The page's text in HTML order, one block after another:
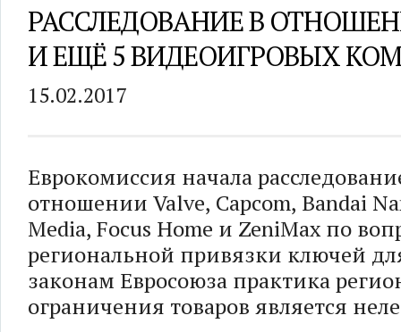
РАССЛЕДОВАНИЕ В
И ЕЩЁ 5 ВИДЕОИГРОВЫХ
15.02.2017
Еврокомиссия начала
отношении Valve, Capcom, Bandai
Media, Focus Home и ZeniMax по
региональной привязки ключей
законам Евросоюза практика
ограничения товаров является